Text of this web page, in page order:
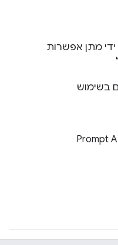
מתן אפשרות
בשימוש